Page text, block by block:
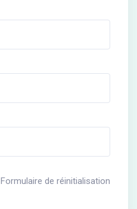
Formulaire de réinitialisation